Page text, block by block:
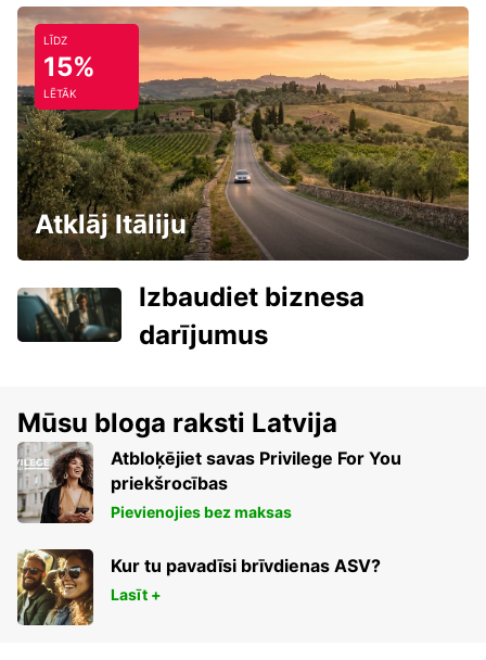
LĪDZ
15%
LĒTĀK
Atklāj Itāliju
Izbaudiet biznesa
darījumus
Mūsu bloga raksti Latvija
Atbloķējiet savas Privilege For You
priekšrocības
Pievienojies bez maksas
Kur tu pavadīsi brīvdienas ASV?
Lasīt +